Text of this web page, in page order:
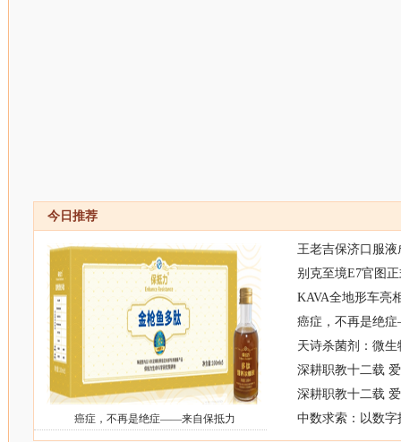
今日推荐
癌症，不再是绝症——来自保抵力
王老吉保济口服液
别克至境E7官图
KAVA全地形车亮
癌症，不再是绝
天诗杀菌剂：微
深耕职教十二载
深耕职教十二载
中数求索：以数